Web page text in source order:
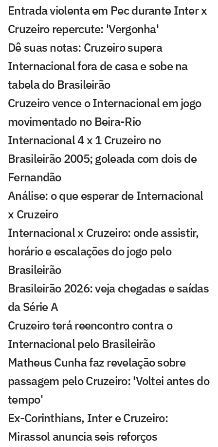
Entrada violenta em Pec durante Inter x
Cruzeiro repercute: 'Vergonha'
Dê suas notas: Cruzeiro supera
Internacional fora de casa e sobe na
tabela do Brasileirão
Cruzeiro vence o Internacional em jogo
movimentado no Beira-Rio
Internacional 4 x 1 Cruzeiro no
Brasileirão 2005; goleada com dois de
Fernandão
Análise: o que esperar de Internacional
x Cruzeiro
Internacional x Cruzeiro: onde assistir,
horário e escalações do jogo pelo
Brasileirão
Brasileirão 2026: veja chegadas e saídas
da Série A
Cruzeiro terá reencontro contra o
Internacional pelo Brasileirão
Matheus Cunha faz revelação sobre
passagem pelo Cruzeiro: 'Voltei antes do
tempo'
Ex-Corinthians, Inter e Cruzeiro:
Mirassol anuncia seis reforços